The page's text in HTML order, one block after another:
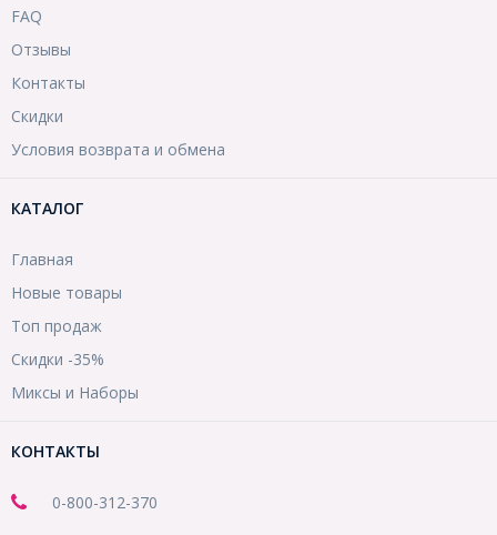
FAQ
Отзывы
Контакты
Скидки
Условия возврата и обмена
КАТАЛОГ
Главная
Новые товары
Топ продаж
Скидки -35%
Миксы и Наборы
КОНТАКТЫ
0-800-312-370